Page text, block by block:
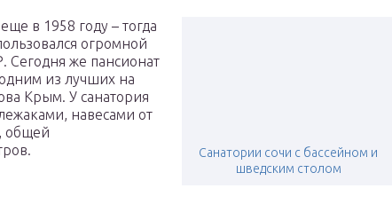
Санатории сочи с бассейном и
шведским столом
в 1958 году – тогда
огромной
Сегодня же пансионат
одним из лучших на
Крым. У санатория
навесами от
общей